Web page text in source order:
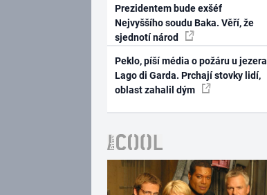
Prezidentem bude exšéf
Nejvyššího soudu Baka. Věří, že
sjednotí národ
Peklo, píší média o požáru u jezera
Lago di Garda. Prchají stovky lidí,
oblast zahalil dým